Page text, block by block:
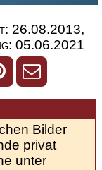
26.08.2013,
05.06.2021
Bilder
privat
unter